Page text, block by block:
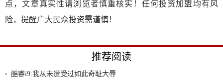
点，文章真实性请浏览者慎重核实！任何投资加盟均有风
险，提醒广大民众投资需谨慎！
推荐阅读
酷睿i9:我从未遭受过如此奇耻大辱